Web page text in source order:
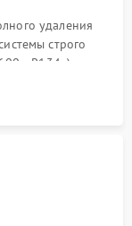
удаления
строго
R134a) по
в системе.